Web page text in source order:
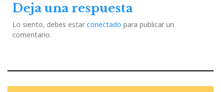
Deja una respuesta
Lo siento, debes estar conectado para publicar un
comentario.